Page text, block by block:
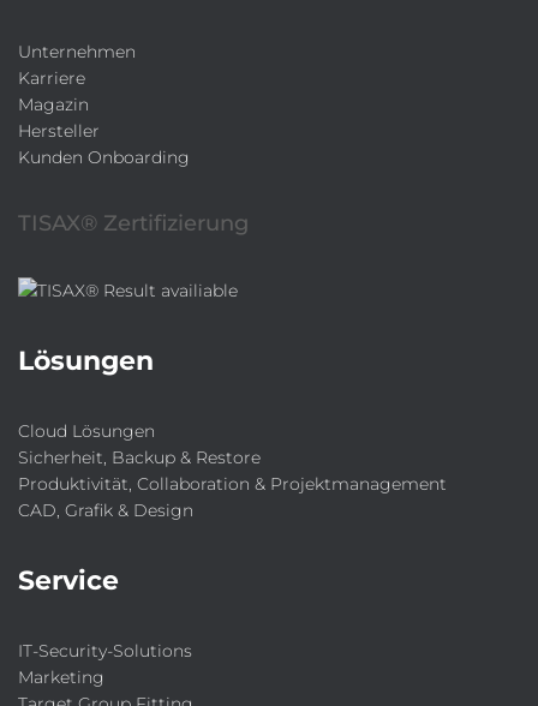
Unternehmen
Karriere
Magazin
Hersteller
Kunden Onboarding
TISAX® Zertifizierung
Lösungen
Cloud Lösungen
Sicherheit, Backup & Restore
Produktivität, Collaboration & Projektmanagement
CAD, Grafik & Design
Service
IT-Security-Solutions
Marketing